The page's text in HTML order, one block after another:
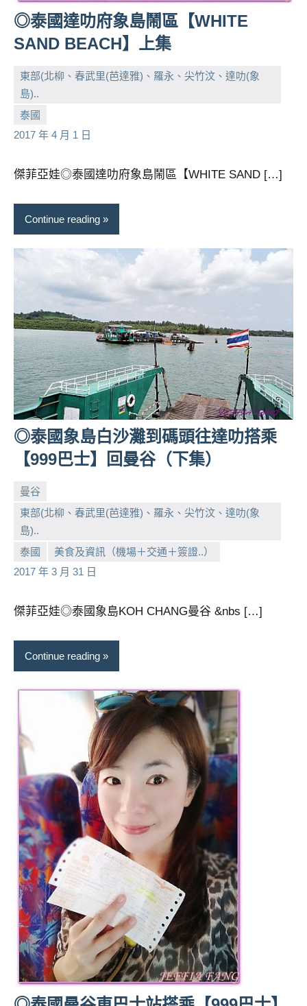
◎泰國達叻府象島鬧區【WHITE
SAND BEACH】上集
東部(北柳、春武里(芭達雅)、羅永、尖竹汶、達叻(象
島)..
泰國
2017 年 4 月 1 日
小
芳
No
comments
傑菲亞娃◎泰國達叻府象島鬧區【WHITE SAND […]
Continue reading
◎泰國象島白沙灘到碼頭往達叻搭乘
【999巴士】回曼谷（下集）
曼谷
東部(北柳、春武里(芭達雅)、羅永、尖竹汶、達叻(象
島)..
泰國
美食及資訊（機場＋交通＋簽證..）
2017 年 3 月 31 日
芳
comments
傑菲亞娃◎泰國象島KOH CHANG曼谷 &nbs […]
Continue reading